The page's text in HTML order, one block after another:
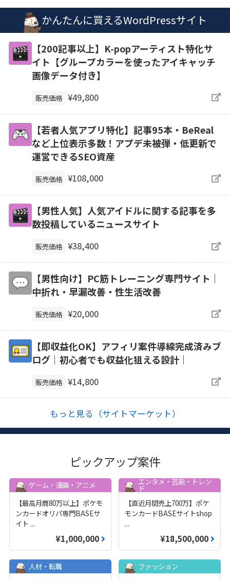
かんたんに買えるWordPressサイト
【200記事以上】K-popアーティスト特化サ
イト【グループカラーを使ったアイキャッチ
画像データ付き】
販売価格 ¥49,800
【若者人気アプリ特化】記事95本・BeReal
など上位表示多数！アプデ未被弾・低更新で
運営できるSEO資産
販売価格 ¥108,000
【男性人気】人気アイドルに関する記事を多
数投稿しているニュースサイト
販売価格 ¥38,400
【男性向け】PC筋トレーニング専門サイト｜
中折れ・早漏改善・性生活改善
販売価格 ¥20,000
【即収益化OK】アフィリ案件導線完成済みブ
ログ｜初心者でも収益化狙える設計｜
販売価格 ¥14,800
もっと見る（サイトマーケット）
ピックアップ案件
ゲーム・漫画・アニメ
【最高月商80万以上】ポケモ
ンカードオリパ専門BASEサ
イト ...
¥1,000,000
エンタメ・芸能・トレン
ド
【直近月間売上700万】ポケ
モンカードBASEサイトshop
...
¥18,500,000
人材・転職
ファッション